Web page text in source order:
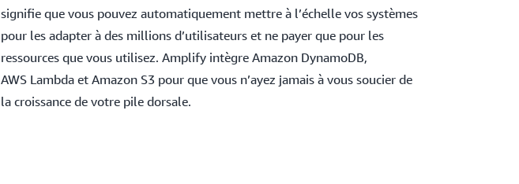
signifie que vous pouvez automatiquement mettre à l’échelle vos systèmes
pour les adapter à des millions d’utilisateurs et ne payer que pour les
ressources que vous utilisez. Amplify intègre Amazon DynamoDB,
AWS Lambda et Amazon S3 pour que vous n’ayez jamais à vous soucier de
la croissance de votre pile dorsale.